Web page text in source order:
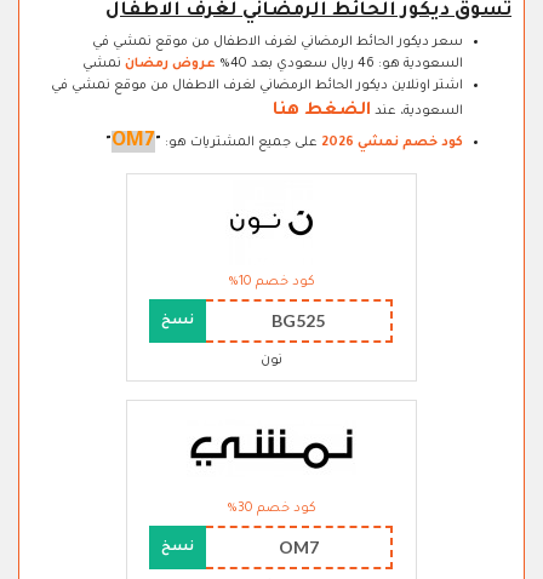
تسوق ديكور الحائط الرمضاني لغرف الاطفال
سعر ديكور الحائط الرمضاني لغرف الاطفال من موقع نمشي في
السعودية هو: 46 ريال سعودي بعد 40%
عروض رمضان نمشي
اشتر اونلاين ديكور الحائط الرمضاني لغرف الاطفال من موقع نمشي في
السعودية، عند الضغط هنا
كود خصم نمشي 2026 على جميع المشتريات هو: "
OM7
"
كود خصم 10%
BG525 نسخ
نون
كود خصم 30%
OM7 نسخ